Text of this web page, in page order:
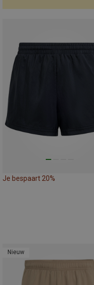
Je bespaart 20%
Nieuw